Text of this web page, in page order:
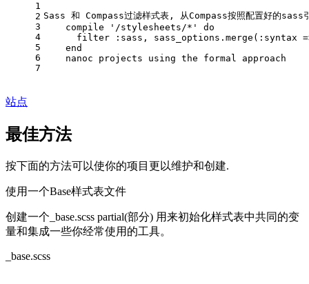
1
2
3
4
5
6
7
Sass 和 Compass过滤样式表, 从Compass按照配置好的
    compile
'/stylesheets/*'
do
      filter
:sass , sass_options.merge( :syntax
end
    nanoc projects using the formal approach
站点
最佳方法
按下面的方法可以使你的项目更以维护和创建.
使用一个Base样式表文件
创建一个_base.scss partial(部分) 用来初始化样式表中共同的变
量和集成一些你经常使用的工具。
_base.scss